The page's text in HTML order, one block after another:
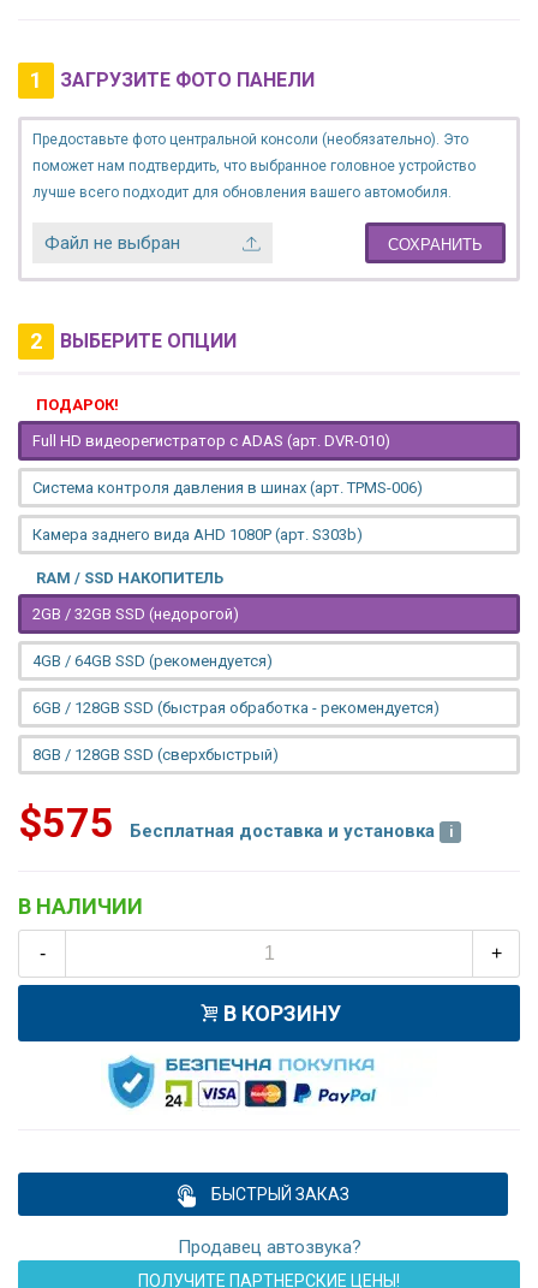
1 ЗАГРУЗИТЕ ФОТО ПАНЕЛИ
Предоставьте фото центральной консоли (необязательно). Это
поможет нам подтвердить, что выбранное головное устройство
лучше всего подходит для обновления вашего автомобиля.
Файл не выбран СОХРАНИТЬ
2 ВЫБЕРИТЕ ОПЦИИ
ПОДАРОК!
Full HD видеорегистратор с ADAS (арт. DVR-010)
Система контроля давления в шинах (арт. TPMS-006)
Камера заднего вида AHD 1080P (арт. S303b)
RAM / SSD НАКОПИТЕЛЬ
2GB / 32GB SSD (недорогой)
4GB / 64GB SSD (рекомендуется)
6GB / 128GB SSD (быстрая обработка - рекомендуется)
8GB / 128GB SSD (сверхбыстрый)
$575 Бесплатная доставка и установка
В НАЛИЧИИ
- +
В КОРЗИНУ
БЫСТРЫЙ ЗАКАЗ
Продавец автозвука?
ПОЛУЧИТЕ ПАРТНЕРСКИЕ ЦЕНЫ!